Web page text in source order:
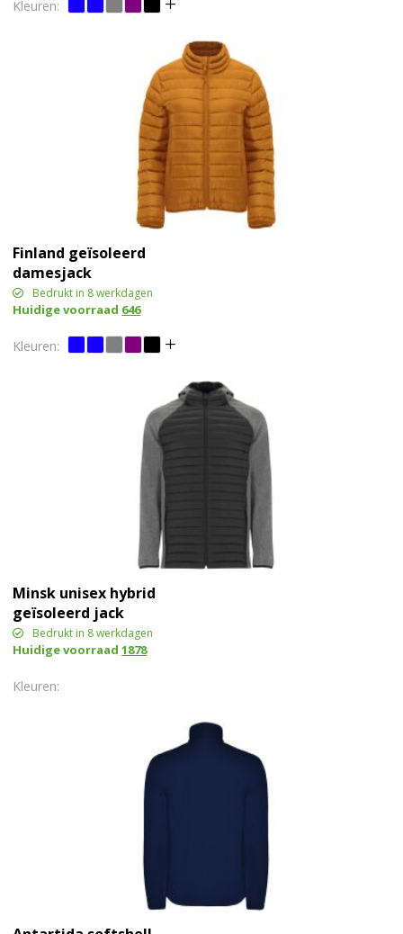
Finland geïsoleerd
damesjack
Bedrukt in 8 werkdagen
Huidige voorraad 646
Minsk unisex hybrid
geïsoleerd jack
Bedrukt in 8 werkdagen
Huidige voorraad1878